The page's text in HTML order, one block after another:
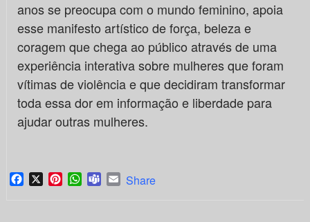
anos se preocupa com o mundo feminino, apoia
esse manifesto artístico de força, beleza e
coragem que chega ao público através de uma
experiência interativa sobre mulheres que foram
vítimas de violência e que decidiram transformar
toda essa dor em informação e liberdade para
ajudar outras mulheres.
Facebook
X PinterestWhatsApp
TeamsEmail
Share